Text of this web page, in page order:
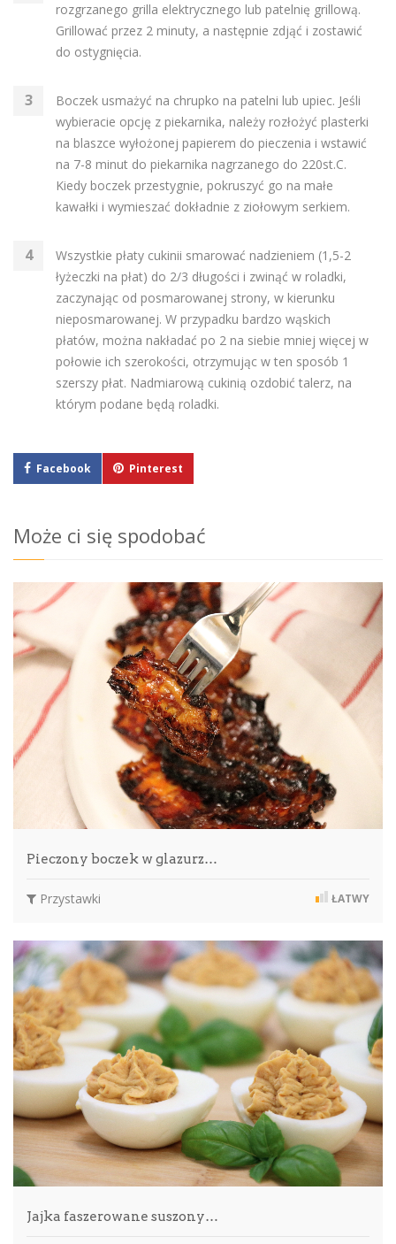
rozgrzanego grilla elektrycznego lub patelnię grillową.
Grillować przez 2 minuty, a następnie zdjąć i zostawić
do ostygnięcia.
Boczek usmażyć na chrupko na patelni lub upiec. Jeśli
wybieracie opcję z piekarnika, należy rozłożyć plasterki
na blaszce wyłożonej papierem do pieczenia i wstawić
na 7-8 minut do piekarnika nagrzanego do 220st.C.
Kiedy boczek przestygnie, pokruszyć go na małe
kawałki i wymieszać dokładnie z ziołowym serkiem.
Wszystkie płaty cukinii smarować nadzieniem (1,5-2
łyżeczki na płat) do 2/3 długości i zwinąć w roladki,
zaczynając od posmarowanej strony, w kierunku
nieposmarowanej. W przypadku bardzo wąskich
płatów, można nakładać po 2 na siebie mniej więcej w
połowie ich szerokości, otrzymując w ten sposób 1
szerszy płat. Nadmiarową cukinią ozdobić talerz, na
którym podane będą roladki.
Facebook Pinterest
Może ci się spodobać
Pieczony boczek w glazurz…
Przystawki ŁATWY
Jajka faszerowane suszony…